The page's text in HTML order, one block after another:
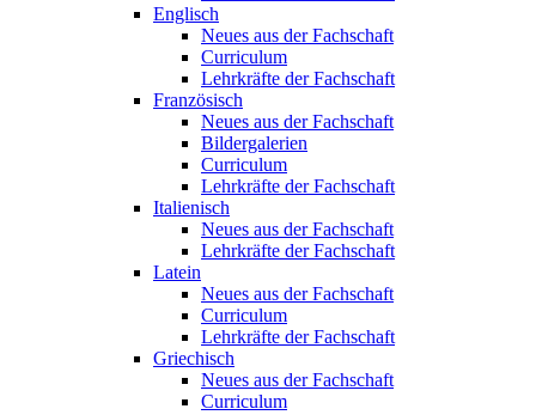
Englisch
Neues aus der Fachschaft
Curriculum
Lehrkräfte der Fachschaft
Französisch
Neues aus der Fachschaft
Bildergalerien
Curriculum
Lehrkräfte der Fachschaft
Italienisch
Neues aus der Fachschaft
Lehrkräfte der Fachschaft
Latein
Neues aus der Fachschaft
Curriculum
Lehrkräfte der Fachschaft
Griechisch
Neues aus der Fachschaft
Curriculum